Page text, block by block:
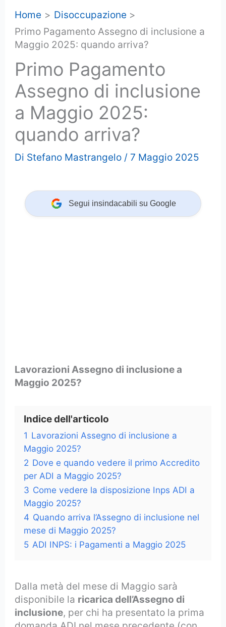
Home
Disoccupazione
Primo Pagamento Assegno di inclusione a
Maggio 2025: quando arriva?
Primo Pagamento
Assegno di inclusione
a Maggio 2025:
quando arriva?
Di Stefano Mastrangelo / 7 Maggio 2025
Segui insindacabili su Google
Lavorazioni Assegno di inclusione a
Maggio 2025?
Indice dell'articolo
1 Lavorazioni Assegno di inclusione a
Maggio 2025?
2 Dove e quando vedere il primo Accredito
per ADI a Maggio 2025?
3 Come vedere la disposizione Inps ADI a
Maggio 2025?
4 Quando arriva l’Assegno di inclusione nel
mese di Maggio 2025?
5 ADI INPS: i Pagamenti a Maggio 2025
Dalla metà del mese di Maggio sarà
disponibile la ricarica dell’Assegno di
inclusione, per chi ha presentato la prima